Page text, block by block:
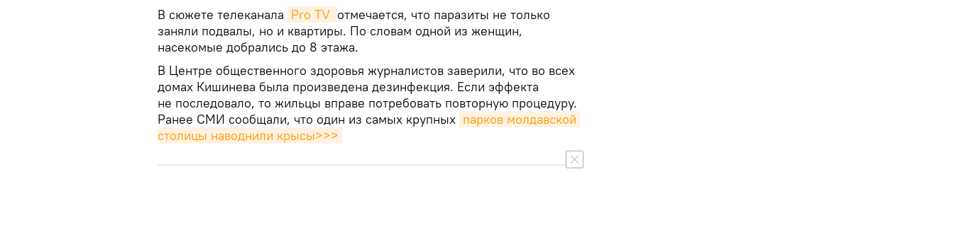
В сюжете телеканала Pro TV отмечается, что паразиты не только
заняли подвалы, но и квартиры. По словам одной из женщин,
насекомые добрались до 8 этажа.
В Центре общественного здоровья журналистов заверили, что во всех
домах Кишинева была произведена дезинфекция. Если эффекта
не последовало, то жильцы вправе потребовать повторную процедуру.
Ранее СМИ сообщали, что один из самых крупных парков молдавской
столицы наводнили крысы>>>